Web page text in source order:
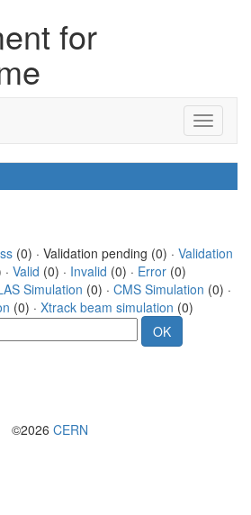
for
(0) · Validation pending (0) · Validation
Valid (0) · Invalid (0) · Error (0)
Simulation (0) · CMS Simulation (0) ·
(0) · Xtrack beam simulation (0)
©2026 CERN